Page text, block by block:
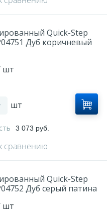
Quick-Step
Дуб коричневый
шт
шт
3 073 руб.
сравнению
Quick-Step
Дуб серый патина
шт